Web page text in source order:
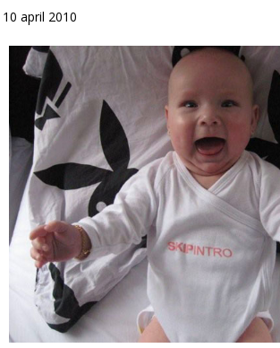
10 april 2010